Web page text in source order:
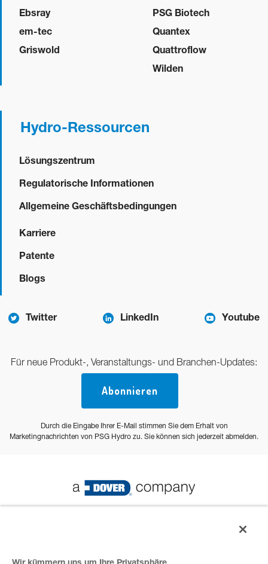
Ebsray
em-tec
Griswold
PSG Biotech
Quantex
Quattroflow
Wilden
Hydro-Ressourcen
Lösungszentrum
Regulatorische Informationen
Allgemeine Geschäftsbedingungen
Karriere
Patente
Blogs
Twitter LinkedIn Youtube
Für neue Produkt-, Veranstaltungs- und Branchen-Updates:
Abonnieren
Durch die Eingabe Ihrer E-Mail stimmen Sie dem Erhalt von
Marketingnachrichten von PSG Hydro zu. Sie können sich jederzeit abmelden.
Wir kümmern uns um Ihre Privatsphäre